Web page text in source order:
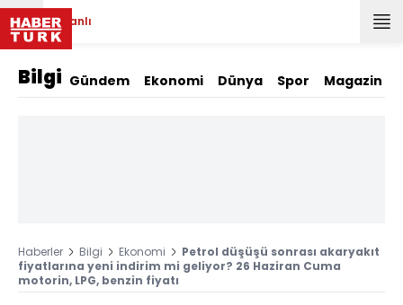
Canlı
Bilgi Gündem Ekonomi Dünya Spor Magazin
Haberler Bilgi Ekonomi
Petrol düşüşü sonrası akaryakıt
fiyatlarına yeni indirim mi geliyor? 26 Haziran Cuma
motorin, LPG, benzin fiyatı